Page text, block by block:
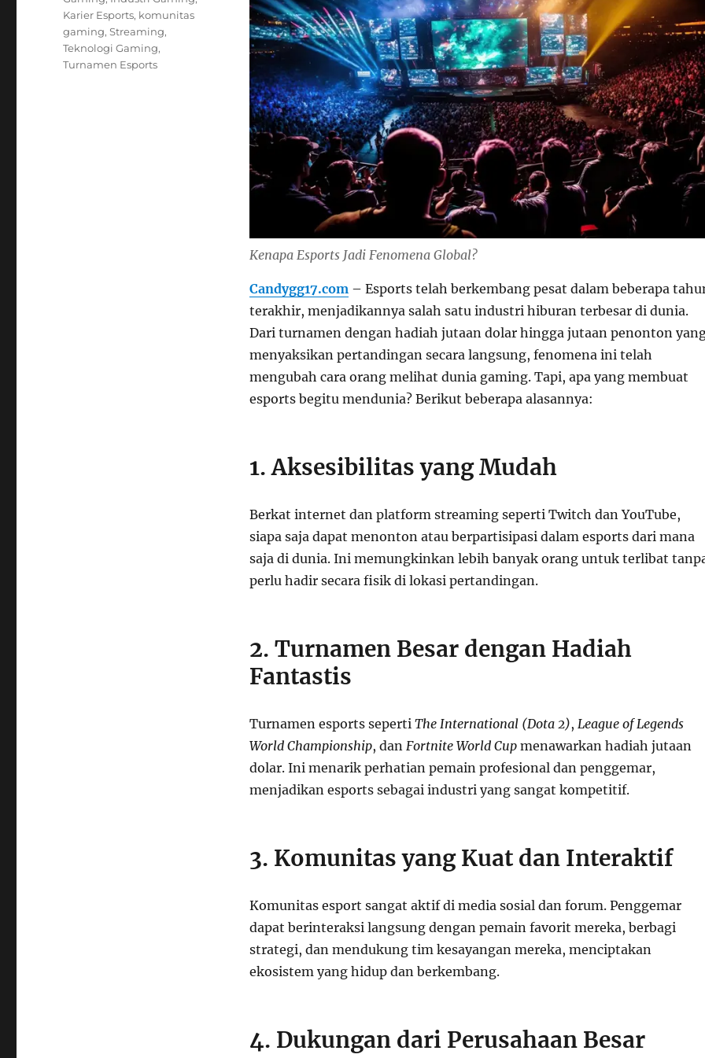
Kenapa Esports Jadi Fenomena Global?
Candygg17.com – Esports telah berkembang pesat dalam beberapa
terakhir, menjadikannya salah satu industri hiburan terbesar di dunia.
Dari turnamen dengan hadiah jutaan dolar hingga jutaan penonton
menyaksikan pertandingan secara langsung, fenomena ini telah
mengubah cara orang melihat dunia gaming. Tapi, apa yang membuat
esports begitu mendunia? Berikut beberapa alasannya:
1. Aksesibilitas yang Mudah
Berkat internet dan platform streaming seperti Twitch dan YouTube,
siapa saja dapat menonton atau berpartisipasi dalam esports dari mana
saja di dunia. Ini memungkinkan lebih banyak orang untuk terlibat
perlu hadir secara fisik di lokasi pertandingan.
2. Turnamen Besar dengan Hadiah
Fantastis
Turnamen esports seperti The International (Dota 2), League of Legends
World Championship, dan Fortnite World Cupmenawarkan hadiah jutaan
dolar. Ini menarik perhatian pemain profesional dan penggemar,
menjadikan esports sebagai industri yang sangat kompetitif.
3. Komunitas yang Kuat dan Interaktif
Komunitas esport sangat aktif di media sosial dan forum. Penggemar
dapat berinteraksi langsung dengan pemain favorit mereka, berbagi
strategi, dan mendukung tim kesayangan mereka, menciptakan
ekosistem yang hidup dan berkembang.
4. Dukungan dari Perusahaan Besar
Karier Esports, komunitas
gaming,Streaming,
Teknologi Gaming,
Turnamen Esports